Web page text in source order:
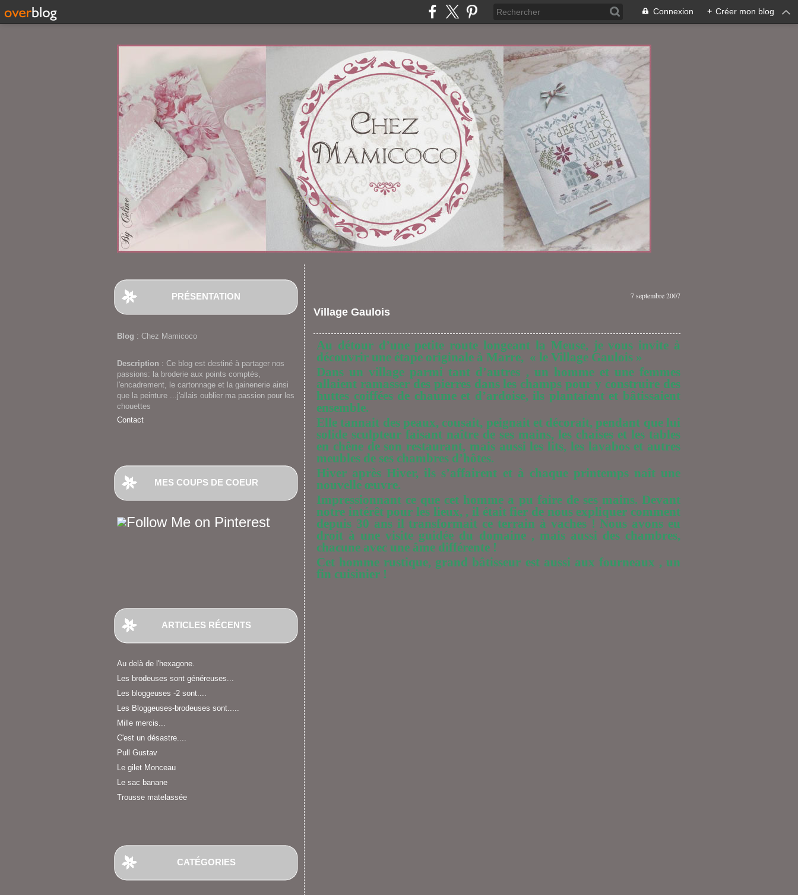
Connexion + Créer mon blog
PRÉSENTATION
Blog : Chez Mamicoco
Description : Ce blog est destiné à partager nos
passions: la broderie aux points comptés,
l'encadrement, le cartonnage et la gainenerie ainsi
que la peinture ...j'allais oublier ma passion pour les
chouettes
Contact
MES COUPS DE COEUR
ARTICLES RÉCENTS
Au delà de l'hexagone.
Les brodeuses sont généreuses...
Les bloggeuses -2 sont....
Les Bloggeuses-brodeuses sont.....
Mille mercis...
C'est un désastre....
Pull Gustav
Le gilet Monceau
Le sac banane
Trousse matelassée
CATÉGORIES
7 septembre 2007
Village Gaulois
Au détour d’une petite route longeant la Meuse, je vous invite à
découvrir une étape originale à Marre, « le Village Gaulois »
Dans un village parmi tant d’autres , un homme et une femmes
allaient ramasser des pierres dans les champs pour y construire des
huttes coiffées de chaume et d’ardoise, ils plantaient et bâtissaient
ensemble.
Elle tannait des peaux, cousait, peignait et décorait, pendant que lui
solide sculpteur faisant naître de ses mains, les chaises et les tables
en chêne de son restaurant, mais aussi les lits, les lavabos et autres
meubles de ses chambres d’hôtes.
Hiver après Hiver, ils s’affairent et à chaque printemps naît une
nouvelle œuvre.
Impressionnant ce que cet homme a pu faire de ses mains. Devant
notre intérêt pour les lieux, , il était fier de nous expliquer comment
depuis 30 ans il transformait ce terrain à vaches ! Nous avons eu
droit à une visite guidée du domaine , mais aussi des chambres,
chacune avec une âme différente !
Cet homme rustique, grand bâtisseur est aussi aux fourneaux , un
fin cuisinier !